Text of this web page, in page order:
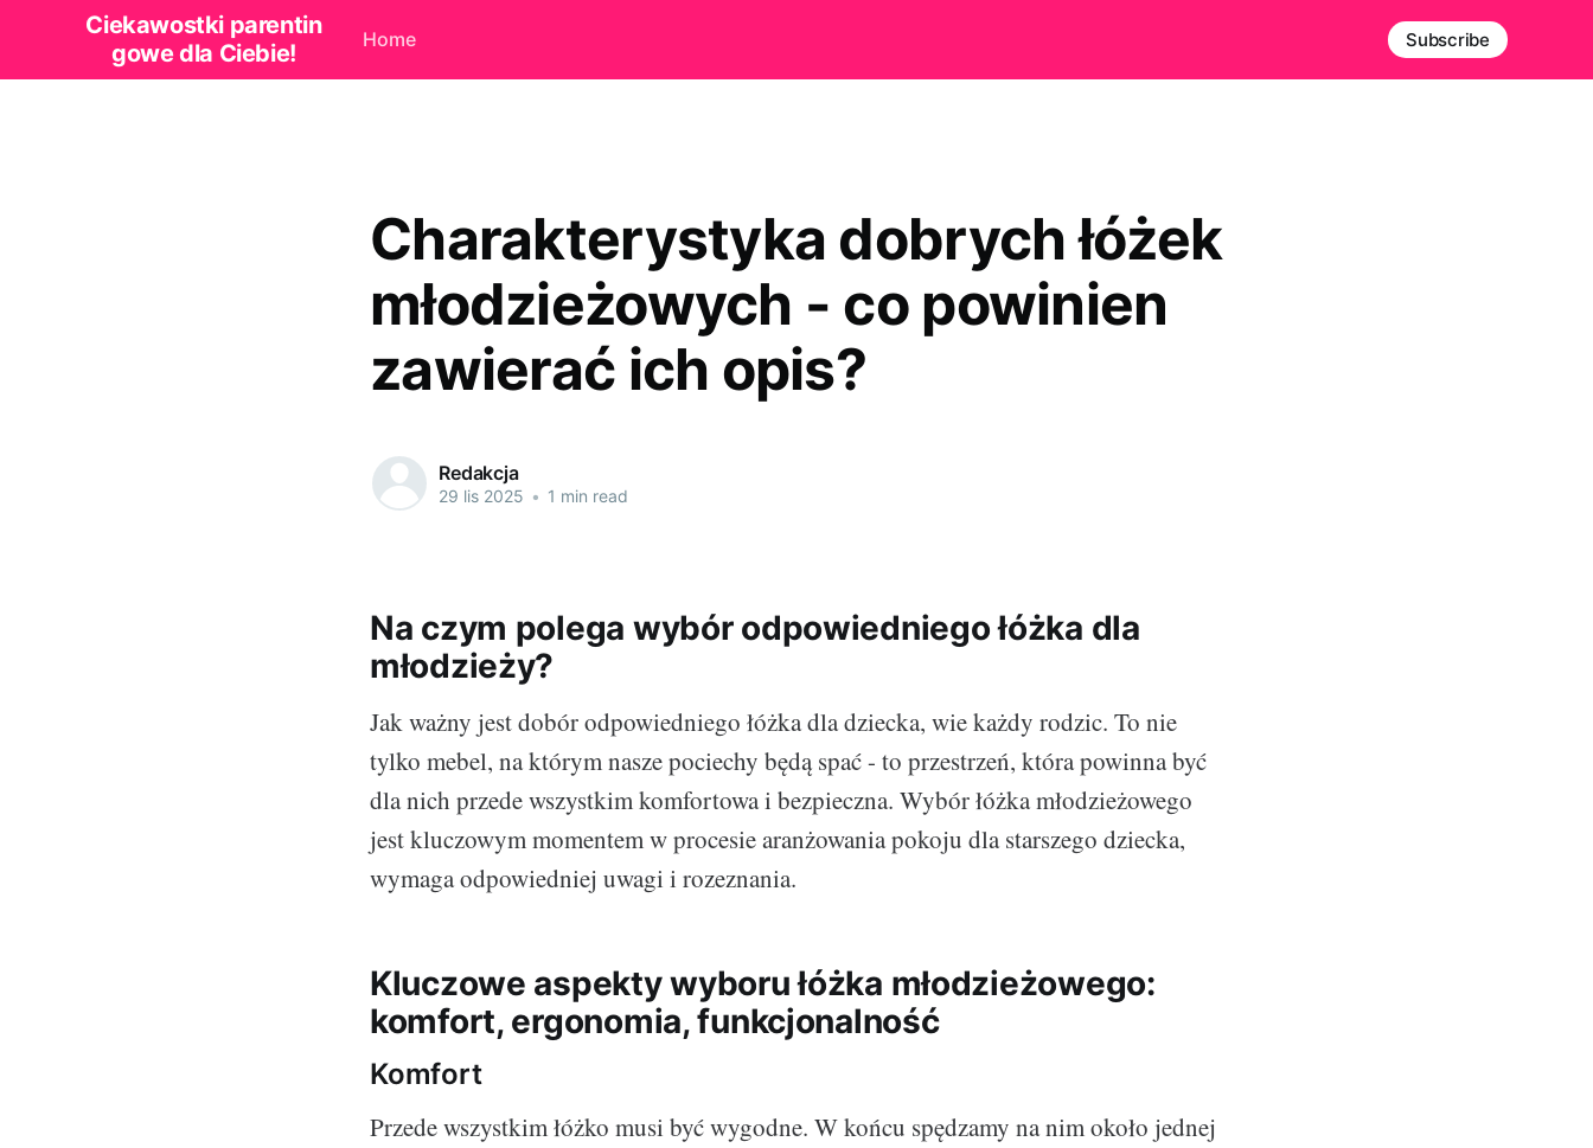
Ciekawostki parentin
gowe dla Ciebie!
Home Subscribe
Charakterystyka dobrych łóżek
młodzieżowych - co powinien
zawierać ich opis?
Redakcja
29 lis 2025 • 1 min read
Na czym polega wybór odpowiedniego łóżka dla
młodzieży?
Jak ważny jest dobór odpowiedniego łóżka dla dziecka, wie każdy rodzic. To nie
tylko mebel, na którym nasze pociechy będą spać - to przestrzeń, która powinna być
dla nich przede wszystkim komfortowa i bezpieczna. Wybór łóżka młodzieżowego
jest kluczowym momentem w procesie aranżowania pokoju dla starszego dziecka,
wymaga odpowiedniej uwagi i rozeznania.
Kluczowe aspekty wyboru łóżka młodzieżowego:
komfort, ergonomia, funkcjonalność
Komfort
Przede wszystkim łóżko musi być wygodne. W końcu spędzamy na nim około jednej